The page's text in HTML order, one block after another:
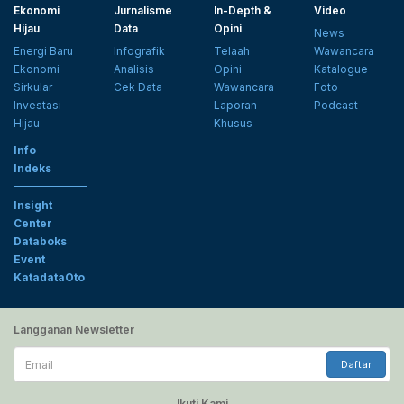
Ekonomi
Hijau
Energi Baru
Ekonomi
Sirkular
Investasi
Hijau
Jurnalisme
Data
Infografik
Analisis
Cek Data
In-Depth &
Opini
Telaah
Opini
Wawancara
Laporan
Khusus
Video
News
Wawancara
Katalogue
Foto
Podcast
Info
Indeks
Insight
Center
Databoks
Event
KatadataOto
Langganan Newsletter
Email
Daftar